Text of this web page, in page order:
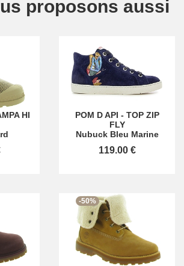
proposons aussi
HI
POM D API - TOP ZIP
FLY
Nubuck Bleu Marine
119.00 €
-50%